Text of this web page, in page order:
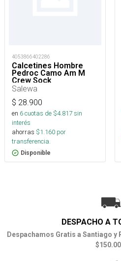
4053866402286
Calcetines Hombre
Pedroc Camo Am M
Crew Sock
Salewa
$ 28.900
en 6cuotas de $4.817sin
interés
ahorras $1.160 por
transferencia.
Disponible
DESPACHO A
Despachamos Gratis a Santiago